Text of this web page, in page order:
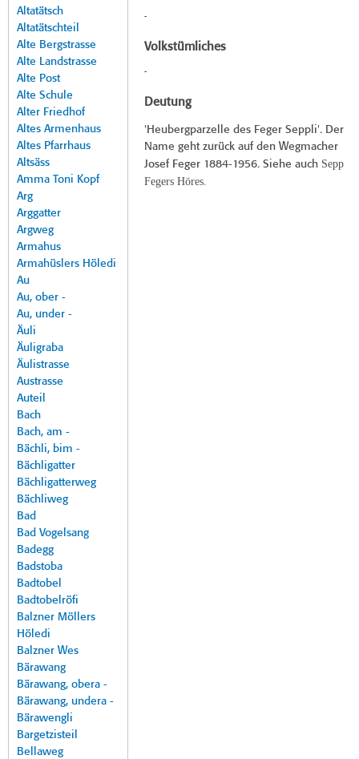
Altatätsch
Altatätschteil
Alte Bergstrasse
Alte Landstrasse
Alte Post
Alte Schule
Alter Friedhof
Altes Armenhaus
Altes Pfarrhaus
Altsäss
Amma Toni Kopf
Arg
Arggatter
Argweg
Armahus
Armahüslers Höledi
Au
Au, ober -
Au, under -
Äuli
Äuligraba
Äulistrasse
Austrasse
Auteil
Bach
Bach, am -
Bächli, bim -
Bächligatter
Bächligatterweg
Bächliweg
Bad
Bad Vogelsang
Badegg
Badstoba
Badtobel
Badtobelröfi
Balzner Möllers
Höledi
Balzner Wes
Bärawang
Bärawang, obera -
Bärawang, undera -
Bärawengli
Bargetzisteil
Bellaweg
-
Volkstümliches
-
Deutung
'Heubergparzelle des Feger Seppli'. Der
Name geht zurück auf den Wegmacher
Josef Feger 1884-1956. Siehe auch Sepp
Fegers Höres.